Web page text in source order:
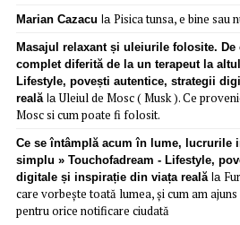
Marian Cazacu la Pisica tunsa, e bine sau
Masajul relaxant și uleiurile folosite. De
complet diferită de la un terapeut la
Lifestyle, povești autentice, strategii
realălaUleiul de Mosc ( Musk ). Ce
Mosc si cum poate fi folosit.
Ce se întâmplă acum în lume, lucrurile
simplu » Touchofadream - Lifestyle,
digitale și inspirație din viața realăla
care vorbește toată lumea, și cum am
pentru orice notificare ciudată